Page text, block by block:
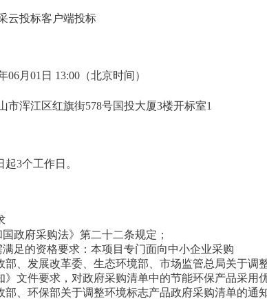
云投标客户端投标
06月01日 13:00 （北京时间）
市浑江区红旗街578号国投大厦3楼开标室1
3个工作日。
政府采购法》第二十二条规定；
足的资格要求：本项目专门面向中小企业采购
部、发展改革委、生态环境部、市场监管总局关于调
》文件要求，对政府采购清单中的节能环保产品采用
部、环保部关于调整环境标志产品政府采购清单的通